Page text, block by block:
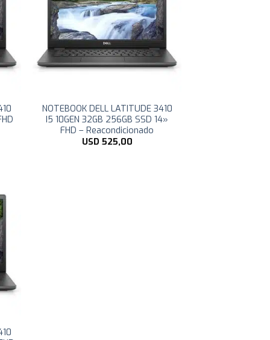
NOTEBOOK DELL LATITUDE 3410
I5 10GEN 32GB 256GB SSD 14»
FHD – Reacondicionado
USD 525,00